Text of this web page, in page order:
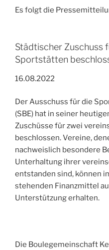
Es folgt die
Städtischer Zuschuss
Sportstätten
16.08.2022
Der Ausschuss für die
(SBE) hat in seiner
Zuschüsse für zwei
beschlossen. Vereine,
nachweislich besondere
Unterhaltung ihrer
entstanden sind, können
stehenden Finanzmittel
Unterstützung erhalten.
Die Boulegemeinschaft